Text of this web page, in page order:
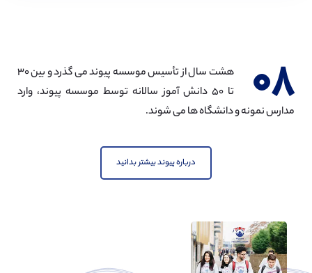
۰۸
هشت سال از تأسیس موسسه پیوند می گذرد و بین ۳۰
تا ۵۰ دانش آموز سالانه توسط موسسه پیوند، وارد
مدارس نمونه و دانشگاه ها می شوند.
درباره پیوند بیشتر بدانید